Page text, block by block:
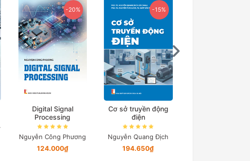
-20%
Digital Signal
Processing
Nguyễn Công Phương
124.000₫
-15%
Cơ sở truyền động
điện
Nguyễn Quang Địch
194.650₫